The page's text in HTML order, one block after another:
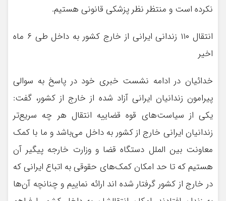
نکرده است و منتظر نظر پزشکی قانونی هستیم.
انتقال ۱۱۰ زندانی ایرانی از خارج کشور به داخل طی ۶ ماه
اخیر
خدائیان در ادامه نشست خبری خود در پاسخ به سوالی
پیرامون زندانیان ایرانی آزاد شده از خارج از کشور، گفت:
یکی از سیاست‌های قوه قضاییه انتقال هر چه سریع‌تر
زندانیان ایرانی خارج از کشور به داخل می‌باشد و ما با کمک
معاونت بین الملل دستگاه قضا و وزارت خارجه پیگیر آن
هستیم که تا حد امکان کمک‌های حقوقی به اتباع ایرانی که
در خارج از کشور گرفتار شده اند ارائه نماییم و چنانچه آن‌ها